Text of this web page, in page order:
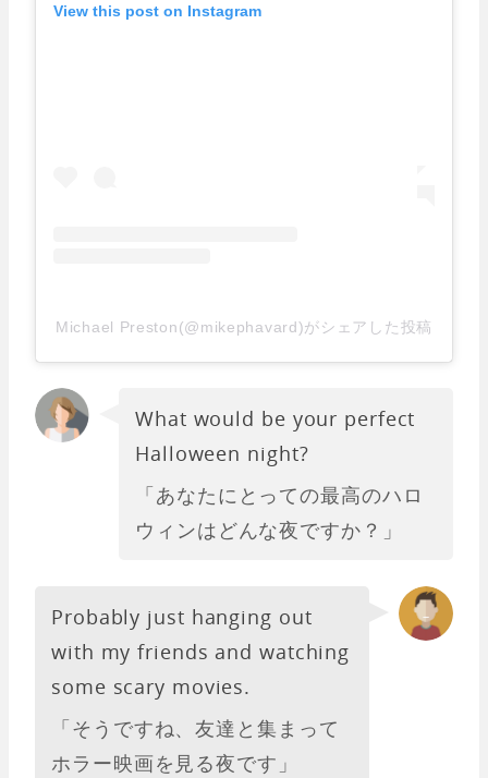
View this post on Instagram
Michael Preston(@mikephavard)がシェアした投稿
What would be your perfect
Halloween night?
「あなたにとっての最高のハロ
ウィンはどんな夜ですか？」
Probably just hanging out
with my friends and watching
some scary movies.
「そうですね、友達と集まって
ホラー映画を見る夜です」